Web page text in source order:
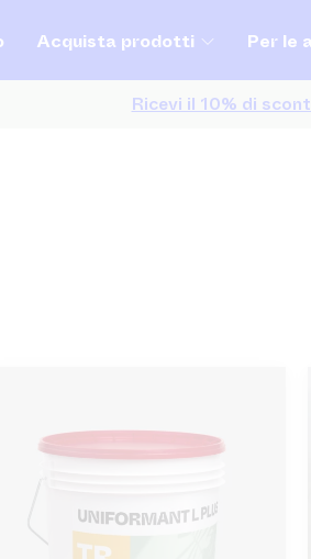
Acquista prodotti Per le
Ricevi il 10% di